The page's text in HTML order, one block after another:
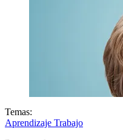
Temas:
Aprendizaje Trabajo